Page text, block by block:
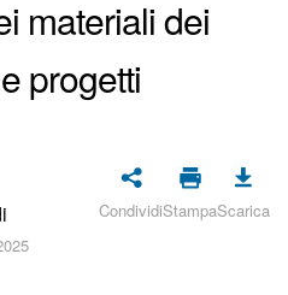
materiali dei
progetti
CondividiStampaScarica